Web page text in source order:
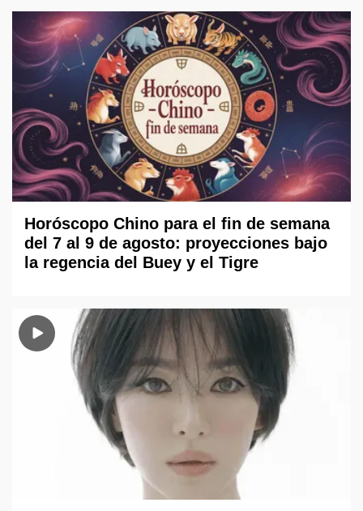
Horóscopo Chino para el fin de semana
del 7 al 9 de agosto: proyecciones bajo
la regencia del Buey y el Tigre